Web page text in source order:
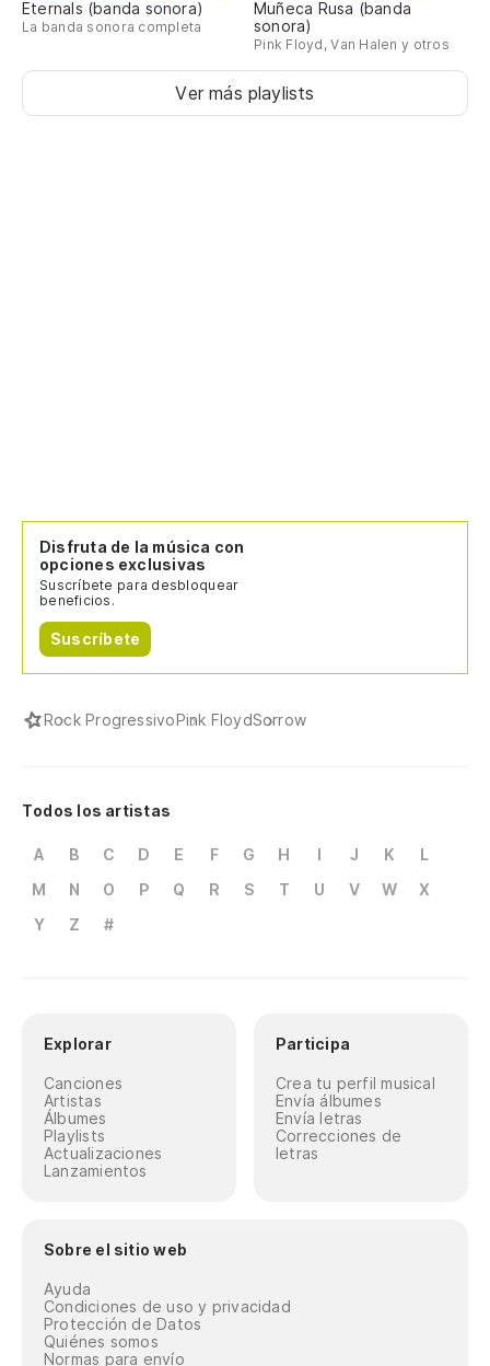
Eternals (banda sonora)
La banda sonora completa
Muñeca Rusa (banda
sonora)
Pink Floyd, Van Halen y otros
Ver más playlists
Disfruta de la música con
opciones exclusivas
Suscríbete para desbloquear
beneficios.
Suscríbete
Rock ProgressivoPink FloydSorrow
Todos los artistas
A B C D E F G H I J K
L
M
N O P Q R S T U V W
X
Y
Z #
Explorar
Canciones
Artistas
Álbumes
Playlists
Actualizaciones
Lanzamientos
Participa
Crea tu perfil musical
Envía álbumes
Envía letras
Correcciones de
letras
Sobre el sitio web
Ayuda
Condiciones de uso y privacidad
Protección de Datos
Quiénes somos
Normas para envío